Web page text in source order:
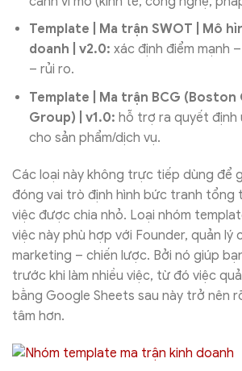
Template | Ma trận SWOT | Mô
doanh | v2.0: xác định điểm mạnh
– rủi ro.
Template | Ma trận BCG
Group) | v1.0: hỗ trợ ra quyết định
cho sản phẩm/dịch vụ.
Các loại này không trực tiếp dùng để
đóng vai trò định hình bức tranh tổng
việc được chia nhỏ. Loại nhóm
việc này phù hợp với Founder, quản lý
marketing – chiến lược. Bởi nó giúp
trước khi làm nhiều việc, từ đó việc
bằng Google Sheets sau này trở nên
tâm hơn.